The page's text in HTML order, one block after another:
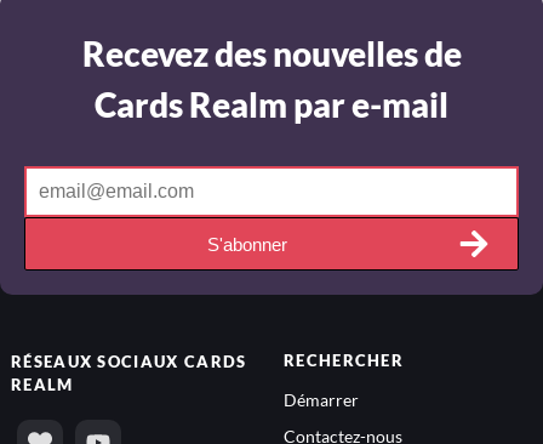
Recevez des nouvelles de
Cards Realm par e-mail
S'abonner
RÉSEAUX SOCIAUX CARDS
REALM
RECHERCHER
Démarrer
Contactez-nous